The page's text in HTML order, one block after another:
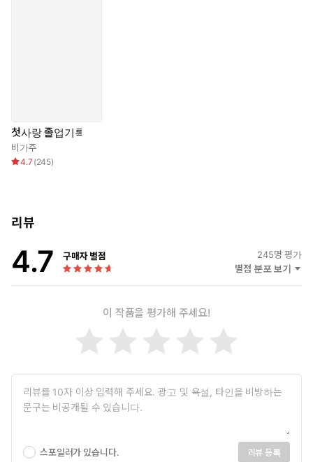
첫사랑 졸업기록
비가주
4.7 (245)
리뷰
4.7 구매자 별점 245명 평가
별점 분포 보기
이 작품을 평가해 주세요!
스포일러가 있습니다. 리뷰 등록